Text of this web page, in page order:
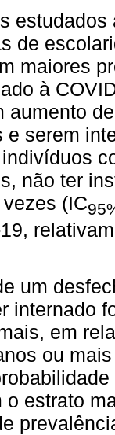
de
maiores
à
aumento
e serem
não ter
(IC
um
internado
em
ou
o estrato